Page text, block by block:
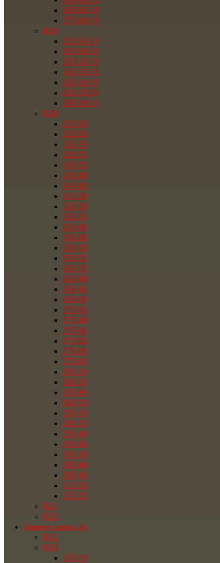
265/65/18
275/60/18
R19
225/55/19
235/50/19
235/55/19
245/55/19
255/50/19
255/55/19
265/50/19
R20
225/50
225/55
235/35
235/55
245/35
245/40
245/45
245/50
255/30
255/35
255/40
255/45
255/50
255/55
265/35
265/40
265/45
265/50
275/35
275/40
275/45
275/55
275/60
275/65
285/30
285/35
285/45
285/50
295/30
295/35
295/40
295/45
305/30
305/40
305/45
315/35
325/35
R21
R22
Зимние шины бу
R12
R13
135/70